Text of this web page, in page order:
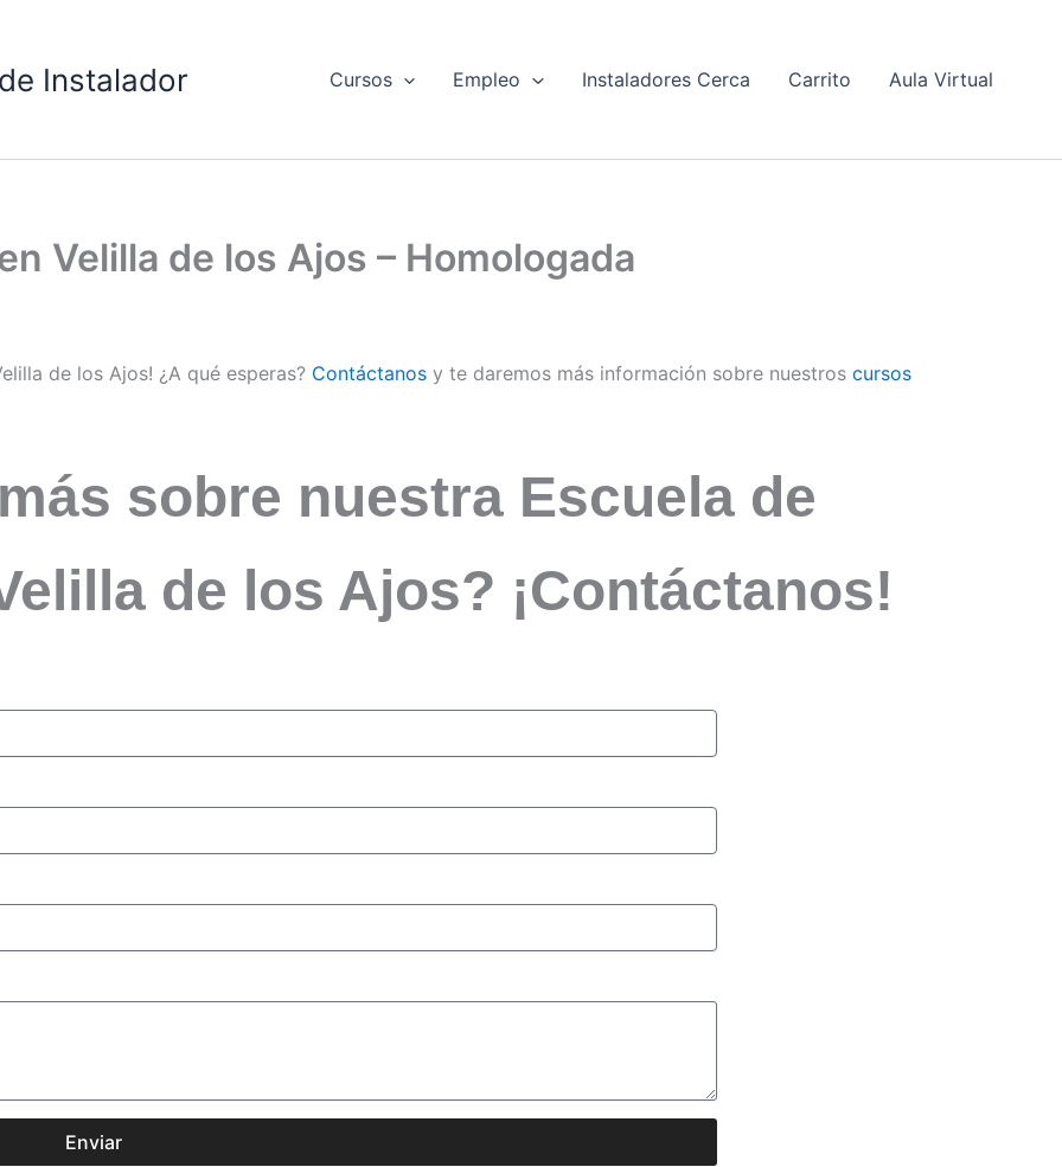
Instalador Cursos Empleo Instaladores Cerca Carrito Aula Virtual
Velilla de los Ajos – Homologada
de los Ajos! ¿A qué esperas? Contáctanos y te daremos más información sobre nuestros cursos
sobre nuestra Escuela de
de los Ajos? ¡Contáctanos!
Enviar